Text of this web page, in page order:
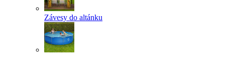
Závesy do altánku